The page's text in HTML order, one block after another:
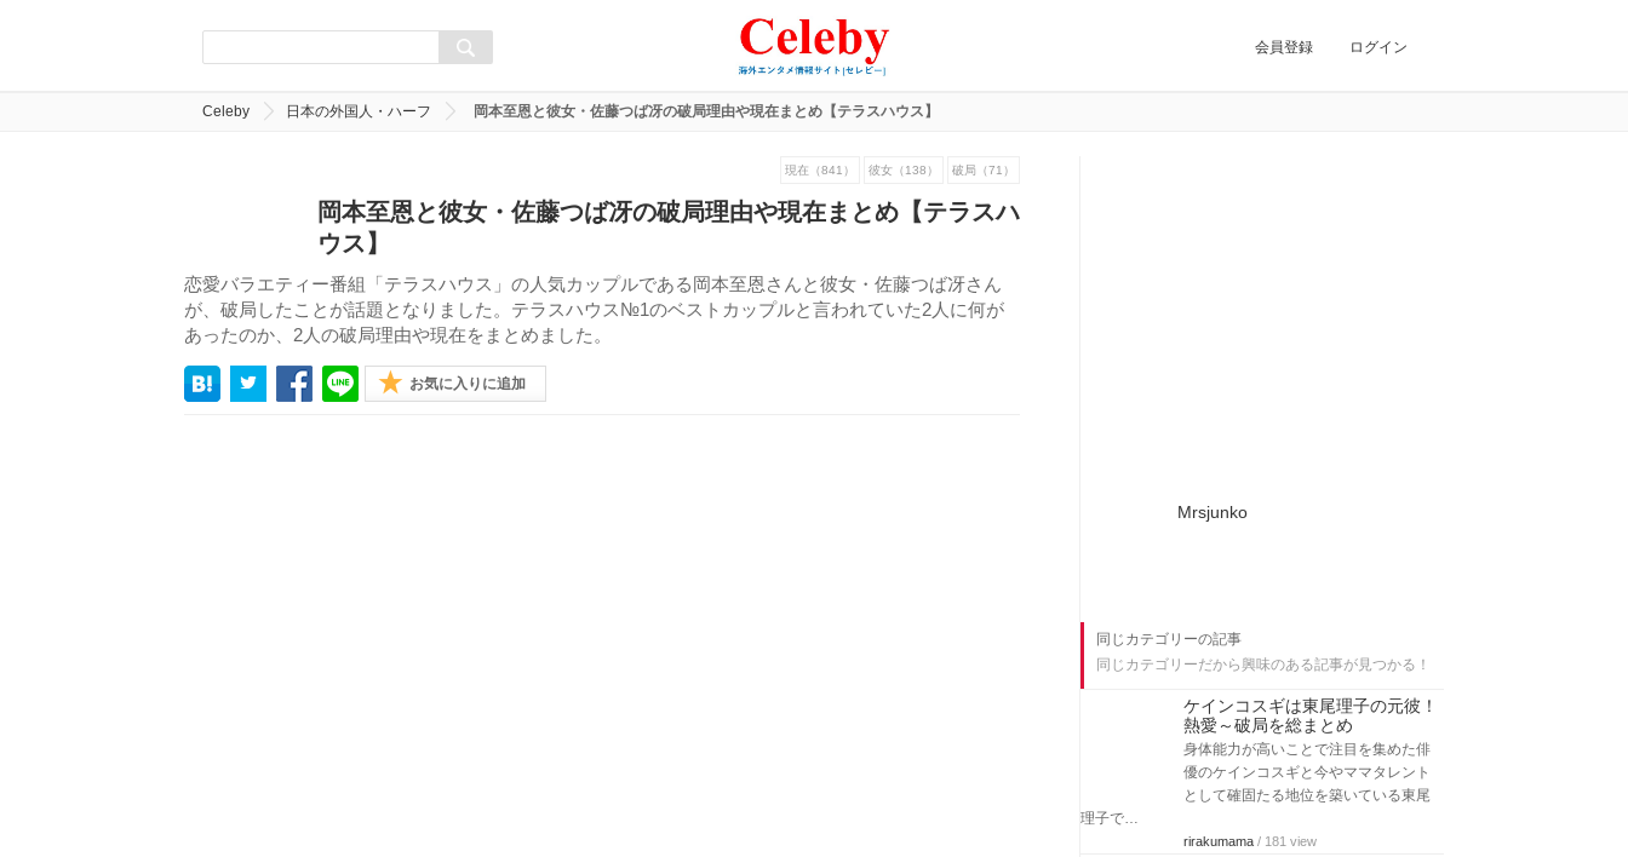
会員登録 ログイン
Celeby 日本の外国人・ハーフ 岡本至恩と彼女・佐藤つば冴の破局理由や現在まとめ【テラスハウス】
現在（841） 彼女（138） 破局（71）
岡本至恩と彼女・佐藤つば冴の破局理由や現在まとめ【テラスハ
ウス】
恋愛バラエティー番組「テラスハウス」の人気カップルである岡本至恩さんと彼女・佐藤つば冴さん
が、破局したことが話題となりました。テラスハウス№1のベストカップルと言われていた2人に何が
あったのか、2人の破局理由や現在をまとめました。
お気に入りに追加
Mrsjunko